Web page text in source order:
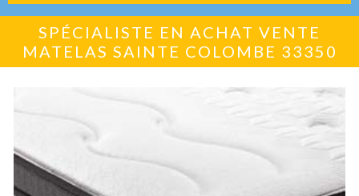
SPÉCIALISTE EN ACHAT VENTE
MATELAS SAINTE COLOMBE 33350